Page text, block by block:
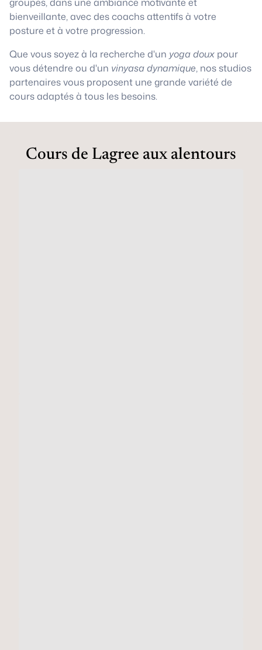
bienveillante, avec des coachs attentifs à votre
posture et à votre progression.
Que vous soyez à la recherche d'un yoga doux pour
vous détendre ou d'un vinyasa dynamique, nos studios
partenaires vous proposent une grande variété de
cours adaptés à tous les besoins.
Cours de Lagree aux alentours